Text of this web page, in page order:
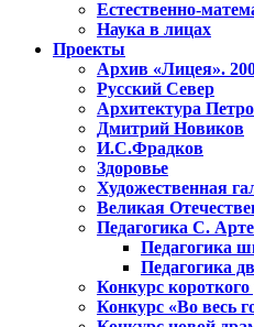
Естественно-
Наука в лицах
Проекты
Архив «Лицея».
Русский Север
Архитектура
Дмитрий Новиков
И.С.Фрадков
Здоровье
Художественная
Великая
Педагогика С.
Педагогика
Педагогика
Конкурс короткого
Конкурс «Во весь